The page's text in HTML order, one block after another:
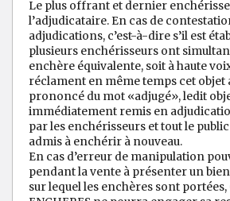
Le plus offrant et dernier
l’adjudicataire. En cas de
adjudications, c’est-à-dire s’il est
plusieurs enchérisseurs ont
enchère équivalente, soit à haute
réclament en même temps cet objet
prononcé du mot «adjugé», ledit
immédiatement remis en
par les enchérisseurs et tout le
admis à enchérir à nouveau.
En cas d’erreur de manipulation
pendant la vente à présenter un
sur lequel les enchères sont portées,